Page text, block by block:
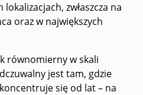
zwłaszcza na
oraz w największych
równomierny w skali
jest tam, gdzie
się od lat – na